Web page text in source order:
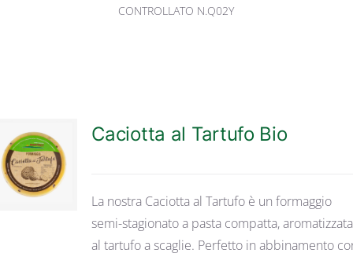
CONTROLLATO N.Q02Y
DETTAGLI
Caciotta al Tartufo Bio
La nostra Caciotta al Tartufo è un formaggio
semi-stagionato a pasta compatta, aromatizzata
al tartufo a scaglie. Perfetto in abbinamento